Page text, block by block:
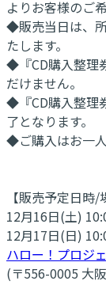
よりお客様のご
◆販売当日は、
たします。
◆『CD購入整理
だけません。
◆『CD購入整理
了となります。
◆ご購入はお一人
【販売予定日時/
12月16日(土)
12月17日(日)
ハロー！プロジ
(〒556-0005 大